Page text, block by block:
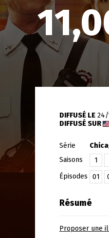
DIFFUSÉ LE 24/
DIFFUSÉ SUR
Série
Saisons
1
Épisodes
01
Résumé
Proposer une